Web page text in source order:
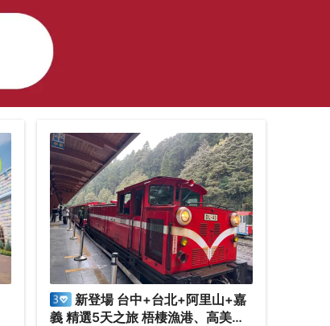
新登場 台中+台北+阿里山+嘉
義 精選5天之旅 梧棲漁港、高美濕